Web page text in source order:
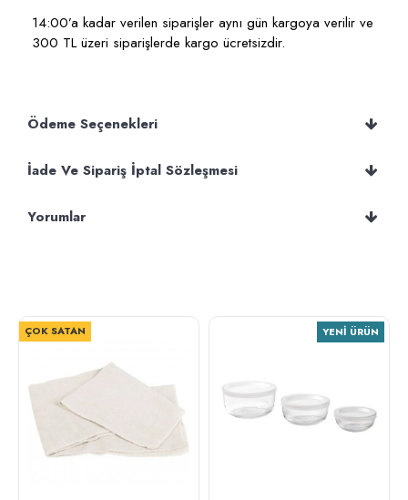
14:00’a kadar verilen siparişler aynı gün kargoya verilir ve
300 TL üzeri siparişlerde kargo ücretsizdir.
Ödeme Seçenekleri
İade Ve Sipariş İptal Sözleşmesi
Yorumlar
ÇOK SATAN YENI ÜRÜN